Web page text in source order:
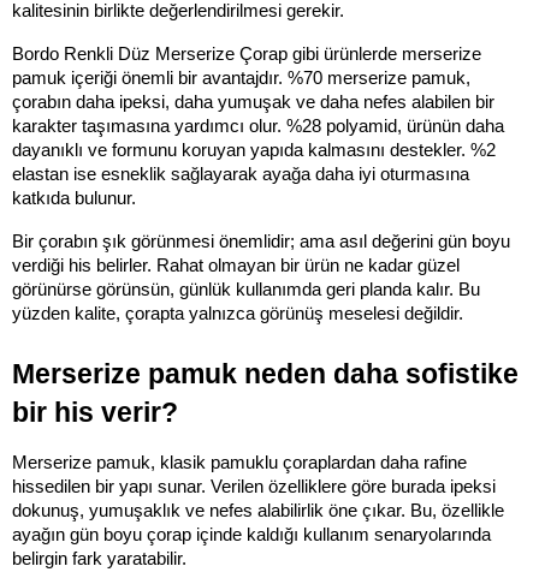
kalitesinin birlikte değerlendirilmesi gerekir.
Bordo Renkli Düz Merserize Çorap gibi ürünlerde merserize
pamuk içeriği önemli bir avantajdır. %70 merserize pamuk,
çorabın daha ipeksi, daha yumuşak ve daha nefes alabilen bir
karakter taşımasına yardımcı olur. %28 polyamid, ürünün daha
dayanıklı ve formunu koruyan yapıda kalmasını destekler. %2
elastan ise esneklik sağlayarak ayağa daha iyi oturmasına
katkıda bulunur.
Bir çorabın şık görünmesi önemlidir; ama asıl değerini gün boyu
verdiği his belirler. Rahat olmayan bir ürün ne kadar güzel
görünürse görünsün, günlük kullanımda geri planda kalır. Bu
yüzden kalite, çorapta yalnızca görünüş meselesi değildir.
Merserize pamuk neden daha sofistike
bir his verir?
Merserize pamuk, klasik pamuklu çoraplardan daha rafine
hissedilen bir yapı sunar. Verilen özelliklere göre burada ipeksi
dokunuş, yumuşaklık ve nefes alabilirlik öne çıkar. Bu, özellikle
ayağın gün boyu çorap içinde kaldığı kullanım senaryolarında
belirgin fark yaratabilir.